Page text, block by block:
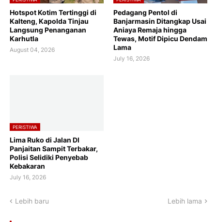
Hotspot Kotim Tertinggi di
Kalteng, Kapolda Tinjau
Langsung Penanganan
Karhutla
August 04, 2026
Pedagang Pentol di
Banjarmasin Ditangkap Usai
Aniaya Remaja hingga
Tewas, Motif Dipicu Dendam
Lama
July 16, 2026
PERISTIWA
Lima Ruko di Jalan DI
Panjaitan Sampit Terbakar,
Polisi Selidiki Penyebab
Kebakaran
July 16, 2026
Lebih baru Lebih lama